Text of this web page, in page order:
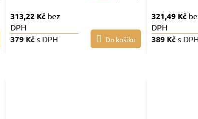
313,22 Kč bez
DPH
379 Kč s DPH Do košíku
321,49 Kč
DPH
389 Kč s DPH